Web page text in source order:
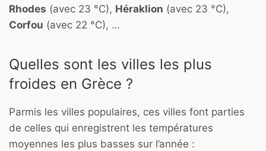
Rhodes (avec 23 °C), Héraklion (avec 23 °C),
Corfou (avec 22 °C), …
Quelles sont les villes les plus
froides en Grèce ?
Parmis les villes populaires, ces villes font parties
de celles qui enregistrent les températures
moyennes les plus basses sur l’année :